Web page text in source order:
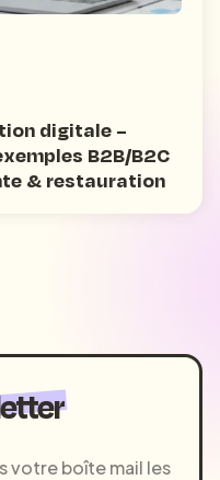
digitale –
B2B/B2C
& restauration
votre boîte mail les